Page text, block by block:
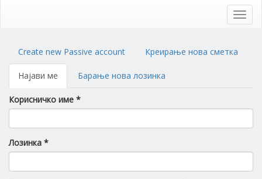
Primary
tabs
Create new Passive account Креирање нова сметка
Најави ме (activeБарање нова лозинка
Корисничко име *
Лозинка *